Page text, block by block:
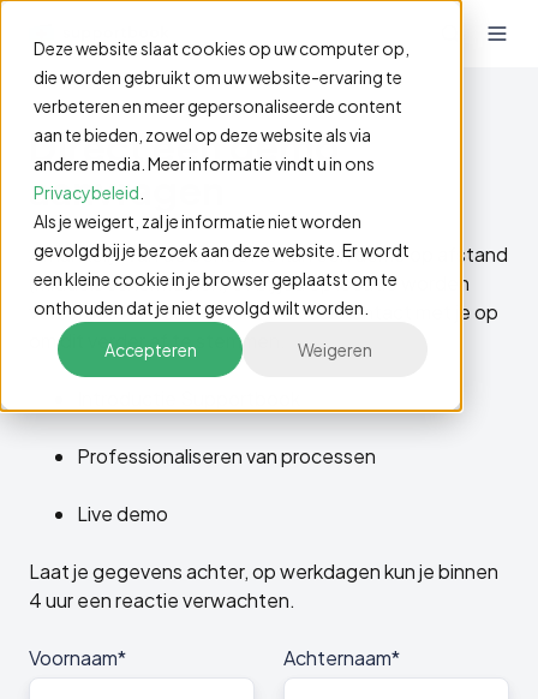
Deze website slaat cookies op uw computer op,
die worden gebruikt om uw website-ervaring te
verbeteren en meer gepersonaliseerde content
aan te bieden, zowel op deze website als via
andere media. Meer informatie vindt u in ons
Privacybeleid
Als je weigert, zal je informatie niet worden
gevolgd bij je bezoek aan deze website. Er wordt
een kleine cookie in je browser geplaatst om te
onthouden dat je niet gevolgd wilt worden.
Accepteren
Weigeren
Direct een demo
aanvragen
Afhankelijk van de behoefte kan een demo op afstand
(middels schermdelen) of bij jou op locatie worden
verzorgd. We nemen binnen 24 uur contact met je op
om dit verder af te stemmen.
Professionaliseren van processen
Live demo
Laat je gegevens achter, op werkdagen kun je binnen
4 uur een reactie verwachten.
Voornaam* Achternaam*